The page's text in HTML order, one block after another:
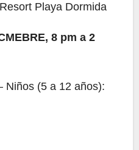
Playa Dormida
8 pm a 2
Niños (5 a 12 años):